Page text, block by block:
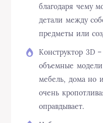
благодаря чему
детали между
предметы или
Конструктор 3D –
объемные
мебель, дома но
очень
оправдывает.